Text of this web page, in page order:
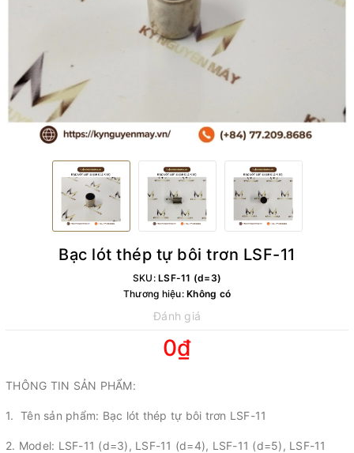
Bạc lót thép tự bôi trơn LSF-11
SKU:LSF-11 (d=3)
Thương hiệu:Không có
Đánh giá
0₫
THÔNG TIN SẢN PHẨM:
1. Tên sản phẩm: Bạc lót thép tự bôi trơn LSF-11
2. Model: LSF-11 (d=3), LSF-11 (d=4), LSF-11 (d=5), LSF-11